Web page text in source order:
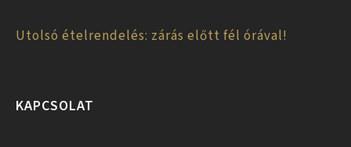
Utolsó ételrendelés: zárás előtt fél órával!
KAPCSOLAT